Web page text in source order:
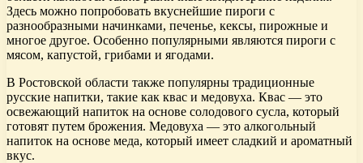
Здесь можно попробовать вкуснейшие пироги с
разнообразными начинками, печенье, кексы, пирожные и
многое другое. Особенно популярными являются пироги с
мясом, капустой, грибами и ягодами.
В Ростовской области также популярны традиционные
русские напитки, такие как квас и медовуха. Квас — это
освежающий напиток на основе солодового сусла, который
готовят путем брожения. Медовуха — это алкогольный
напиток на основе меда, который имеет сладкий и ароматный
вкус.